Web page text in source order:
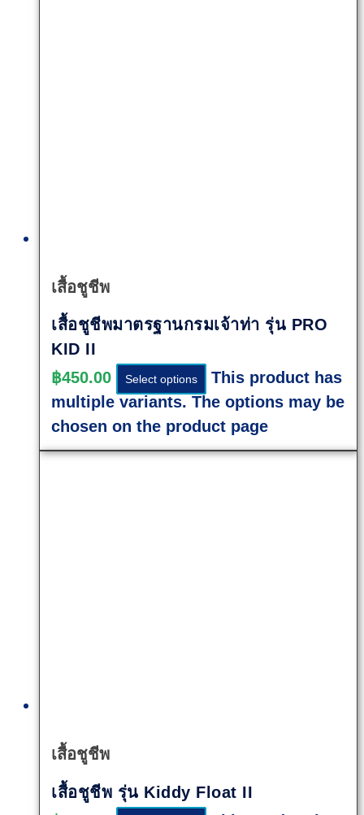
เสื้อชูชีพ
เสื้อชูชีพมาตรฐานกรมเจ้าท่า รุ่น PRO
KID II
฿450.00 Select options
This product has
multiple variants. The options may be
chosen on the product page
เสื้อชูชีพ
เสื้อชูชีพ รุ่น Kiddy Float II